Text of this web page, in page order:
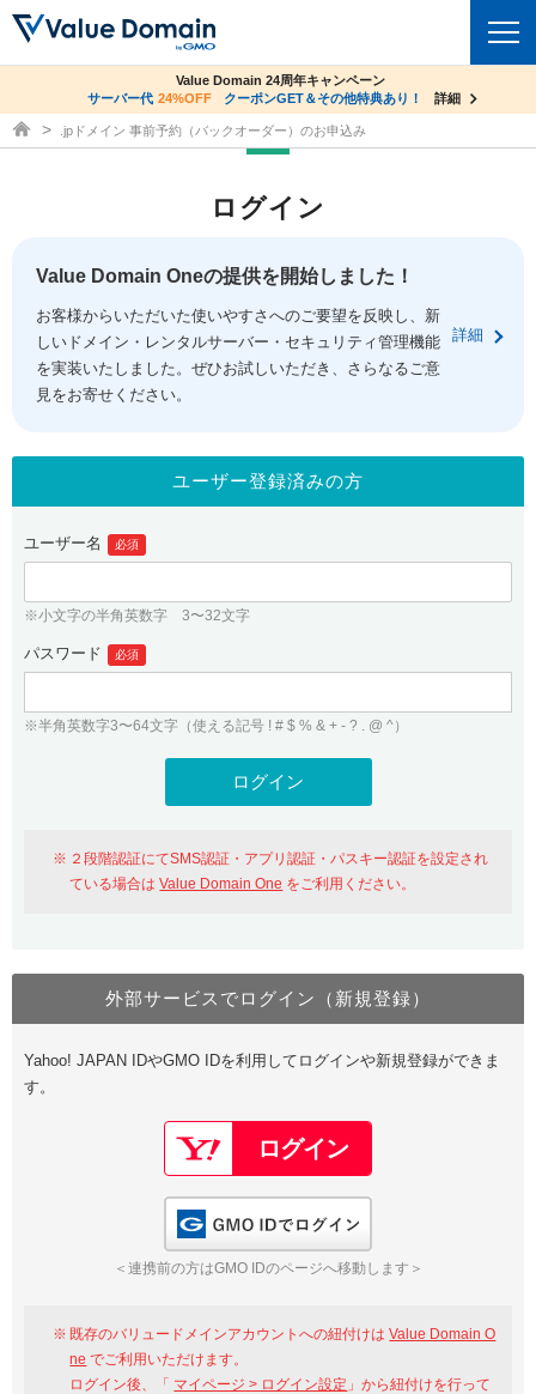
ドメイントップ
ドメイン移管
ドメイン価格一覧
ドメイン一括検索
.jpドメインオークション
gTLDオークション NEW!
.jpドメインバックオーダー
プレミアムドメイン
人気ドメインの種類
WHOIS検索
コアサーバー
バリューサーバー
XREA
セキュリティトップ
Value Domain ネットde診断
SSL証明書
サービストップ
お得意様割引
紹介制度
バリュードメインAPI
ドメイン・ホスティングOEM
facebook
ログイン
従来のバリュードメインをご利用希望の方
Value Domainにログイン
おすすめ One レンタルサーバーを含む最新の機能を使う方
Value Domain Oneにログイン
Google
GMO ID Amazon
※AmazonはValue Domain Oneのログイン画面へ遷移します
ユーザー登録
Value Domain Oneアカウント作成
以下でも登録可能
Google Yahoo!
GMO ID
co.jpドメイン✕コアサーバーV2ビジネス応援キャンペーン
サーバー料金1年間無料
詳細
Value Domain 24周年キャンペーン
サーバー代 24%OFF クーポンGET＆その他特典あり！ 詳細
ドメイン取得ならバリュードメイン
.jpドメイン 事前予約（バックオーダー）のお申込み
ログイン
Value Domain Oneの提供を開始しました！
お客様からいただいた使いやすさへのご要望を反映し、新
しいドメイン・レンタルサーバー・セキュリティ管理機能
を実装いたしました。ぜひお試しいただき、さらなるご意
見をお寄せください。
詳細
ユーザー登録済みの方
ユーザー名 必須
※小文字の半角英数字 3〜32文字
パスワード 必須
※半角英数字3〜64文字（使える記号 ! # $ % & + - ? . @ ^）
２段階認証にてSMS認証・アプリ認証・パスキー認証を設定され
ている場合はValue Domain One をご利用ください。
外部サービスでログイン（新規登録）
Yahoo! JAPAN IDやGMO IDを利用してログインや新規登録ができま
す。
＜連携前の方はGMO IDのページへ移動します＞
既存のバリュードメインアカウントへの紐付けはValue Domain O
ne でご利用いただけます。
ログイン後、「 マイページ > ログイン設定 」から紐付けを行って